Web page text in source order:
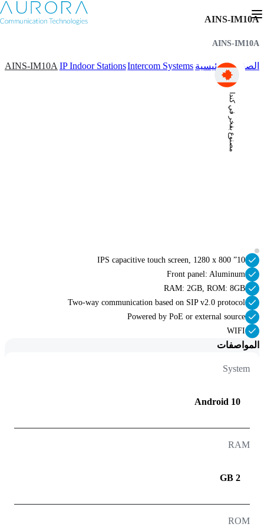
مصنوع بفخر في كندا
AINS-IM10A
AINS-IM10A
الصفحة الرئيسية Intercom Systems
IP Indoor Stations
AINS-IM10A
10” IPS capacitive touch screen, 1280 x 800
Front panel: Aluminum
RAM: 2GB, ROM: 8GB
Two-way communication based on SIP v2.0 protocol
Powered by PoE or external source
WIFI
المواصفات
System
Android 10
RAM
2 GB
ROM